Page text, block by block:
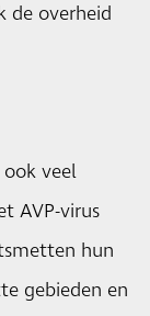
de overheid
veel
AVP-virus
hun
gebieden en